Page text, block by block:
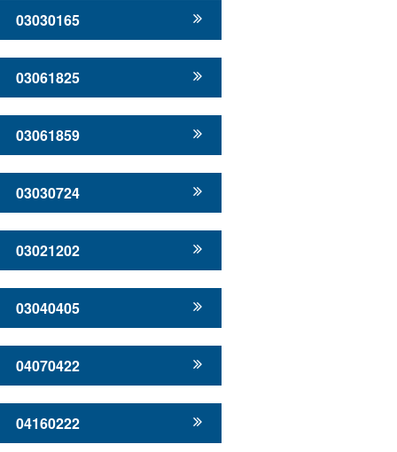
03030165
03061825
03061859
03030724
03021202
03040405
04070422
04160222